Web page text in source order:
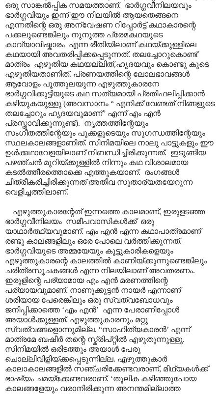
ഒരു സാങ്കൽ‌പ്പിക സമയത്താണ്. ഭാർഗ്ഗവീനിലയവും
ഭാർഗ്ഗവിയും ഇന്ന് ഈ നിലയിൽ ആയതെങ്ങനെ
എന്നതിന്റെ ഒരു അന്വേഷണ റിപ്പോർട്ട് കഥാകാരന്റെ
പക്കലുണ്ടെങ്കിലും നുനുത്ത പ്രേമകഥയുടെ
കാവ്യാവിഷ്കാരം എന്ന രീതിയിലാണ് കഥയ്ക്കുള്ളിലെ
കഥയായി അവതരിപ്പിക്കപ്പെടുന്നത്. തലച്ചോറുകൊണ്ട്
മാത്രം എഴുതിയ കഥയല്ലിത്,ഹൃദയവും കൊണ്ടു കൂടെ
എഴുതിയതാണിത്. പ്രണയത്തിന്റെ ലോലഭാവങ്ങൾ
ആവോളം പൂത്തുലയുന്ന എഴുത്തുകാരനേ
ഭാർഗ്ഗവിക്കുട്ടിയുടെ കഥ സത്യമായി പ്രതിഫലിപ്പിക്കാൻ
കഴിയുകയുള്ളു (അവസാനം “ എനിക്ക് വേണ്ടത് നിങ്ങളുടെ
തലച്ചോറും ഹൃദയവുമാണ്” എന്ന് എം എൻ
പ്രസ്താവിക്കുന്നുണ്ട്). നൃത്തത്തിന്റേയും
സംഗീതത്തിന്റേയും പൂക്കളുടെയും സുഗന്ധത്തിന്റേയും
സ്ഥലകാലങ്ങളാണിത്. സിനിമയിലെ നാലു പാട്ടുകളും ഈ
ഉൾക്കഥാവേളയിലാണ് നിബന്ധിച്ചിരിക്കുന്നത്. ഇടുങ്ങിയ
പഴഞ്ചൻ മുറിയ്ക്കുള്ളിൽ നിന്നും കഥ വിശാലമായ
കടൽത്തീരത്തൊക്കെ എത്തുകയാണ്. രംഗങ്ങൾ
ചിത്രീകരിച്ചിരിക്കുന്നത് അതീവ സുതാര്യതയേറുന്ന
വെളിച്ചത്തിലാണ്.
എഴുത്തുകാരന്റേത് ഇന്നത്തെ കാലമാണ്, ഇരുളടഞ്ഞ
ഭാർഗ്ഗവീനിലയം സമീപവാസികൾക്ക് ഒരു
യാഥാർത്ഥ്യവുമാണ്. എം എൻ എന്ന കഥാപാത്രമാണ്
രണ്ടു കാലങ്ങളിലും ഒരേ പോലെ വർത്തിക്കുന്നത്.
ഭാർഗ്ഗവിയുടെ അമ്മയേയും കൂട്ടുകാരികളെയും
എഴുത്തുകാരന്റെ കാലത്തിൽ കാണിയ്ക്കുന്നുണ്ടെങ്കിലും
ചരിത്രസൂചകങ്ങൾ എന്ന നിലയിലാണ് അവതരണം.
ഇരുളിന്റെ പര്യാമായ എം എൻ മരണത്തിന്റെ
പര്യായവുമാണ്. നാണുക്കുട്ടൻ നായർ എന്നാണ്
ശരിയായ പേരെങ്കിലും ഒരു സ്വത്വബോധവും
ജനിപ്പിക്കാത്തെ ‘എം എൻ’ എന്ന പേരാണിപ്പോൾ
അയാൾക്കുള്ളത്. എഴുത്തുകാരനും മറ്റു
സ്വത്വങ്ങളൊന്നുമില്ല. “സാഹിത്യകാരൻ’ എന്ന്
മാത്രമേ ബഷീർ തന്റെ സ്ക്രിപ്റ്റിൽ എഴുതുന്നുള്ളു.
സിനിമയിൽ ഒരിടത്തും അയാൾ പേരു
ചൊല്ലിവിളിയ്ക്കപ്പെടുന്നില്ല. എഴുത്തുകാർ
കാലാകാലങ്ങളിൽ സഞ്ചരിക്കേണ്ടവരാണ്, മിഥ്യകൾക്ക്
ഭാഷ്യം ചമയ്ക്കേണ്ടവരാണ്. ‘തൂലിക കഴിഞ്ഞുപോയ
കാലങ്ങളേയും വരാനിരിക്കുന്ന അനന്തമില്ലാത്ത